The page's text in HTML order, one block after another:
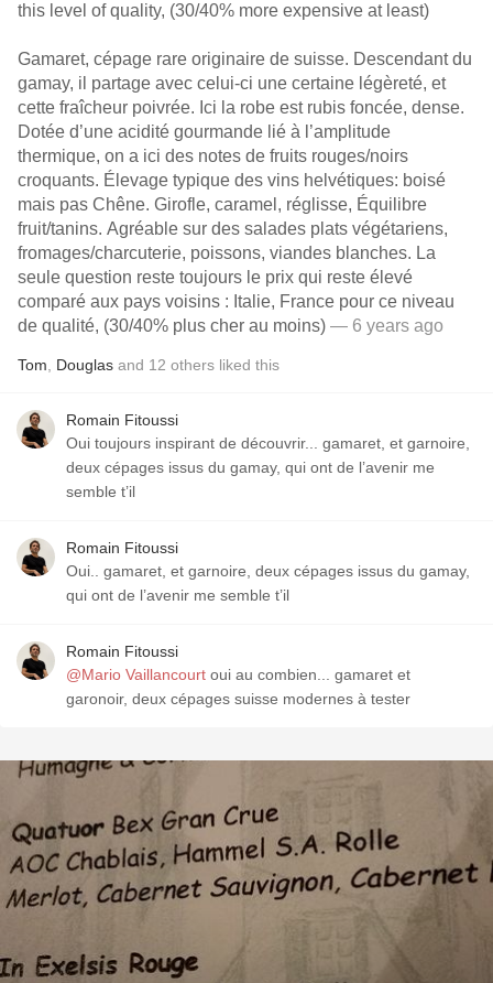
this level of quality, (30/40% more expensive at least)
Gamaret, cépage rare originaire de suisse. Descendant du
gamay, il partage avec celui-ci une certaine légèreté, et
cette fraîcheur poivrée. Ici la robe est rubis foncée, dense.
Dotée d’une acidité gourmande lié à l’amplitude
thermique, on a ici des notes de fruits rouges/noirs
croquants. Élevage typique des vins helvétiques: boisé
mais pas Chêne. Girofle, caramel, réglisse, Équilibre
fruit/tanins. Agréable sur des salades plats végétariens,
fromages/charcuterie, poissons, viandes blanches. La
seule question reste toujours le prix qui reste élevé
comparé aux pays voisins : Italie, France pour ce niveau
de qualité, (30/40% plus cher au moins) — 6 years ago
Tom Douglas and 12 others liked this
Romain Fitoussi
Oui toujours inspirant de découvrir... gamaret, et garnoire,
deux cépages issus du gamay, qui ont de l’avenir me
semble t’il
Romain Fitoussi
Oui.. gamaret, et garnoire, deux cépages issus du gamay,
qui ont de l’avenir me semble t’il
Romain Fitoussi
@Mario Vaillancourt oui au combien... gamaret et
garonoir, deux cépages suisse modernes à tester